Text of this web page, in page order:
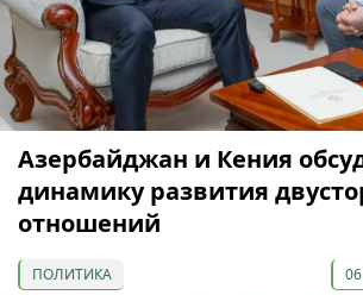
Азербайджан и Кения
динамику развития
отношений
ПОЛИТИКА